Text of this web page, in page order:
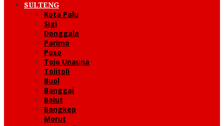
SULTENG
Kota Palu
Sigi
Donggala
Parimo
Poso
Tojo Unauna
Tolitoli
Buol
Banggai
Balut
Bangkep
Morut